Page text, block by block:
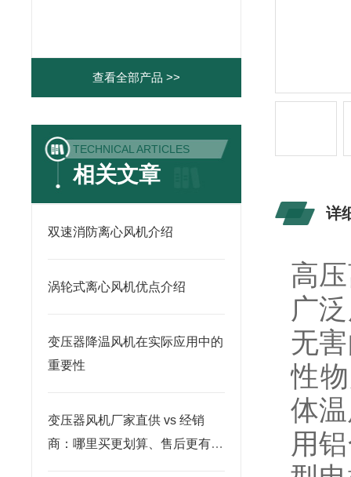
查看全部产品 >>
TECHNICAL ARTICLES
相关文章
双速消防离心风机介绍
涡轮式离心风机优点介绍
变压器降温风机在实际应用中的
重要性
变压器风机厂家直供 vs 经销
商：哪里买更划算、售后更有保
详
高
广
无
性
体
用